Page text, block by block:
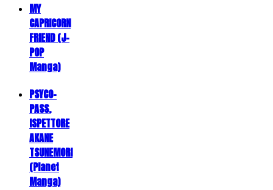
MY
CAPRICORN
FRIEND (J-
POP
Manga)
PSYCO-
PASS.
ISPETTORE
AKANE
TSUNEMORI
(Planet
Manga)